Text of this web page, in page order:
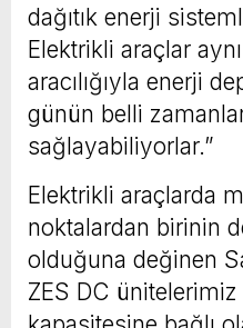
dağıtık enerji
Elektrikli araçlar
aracılığıyla enerji
günün belli
sağlayabiliyorlar.”
Elektrikli araçlarda
noktalardan birinin
olduğuna değinen
ZES DC